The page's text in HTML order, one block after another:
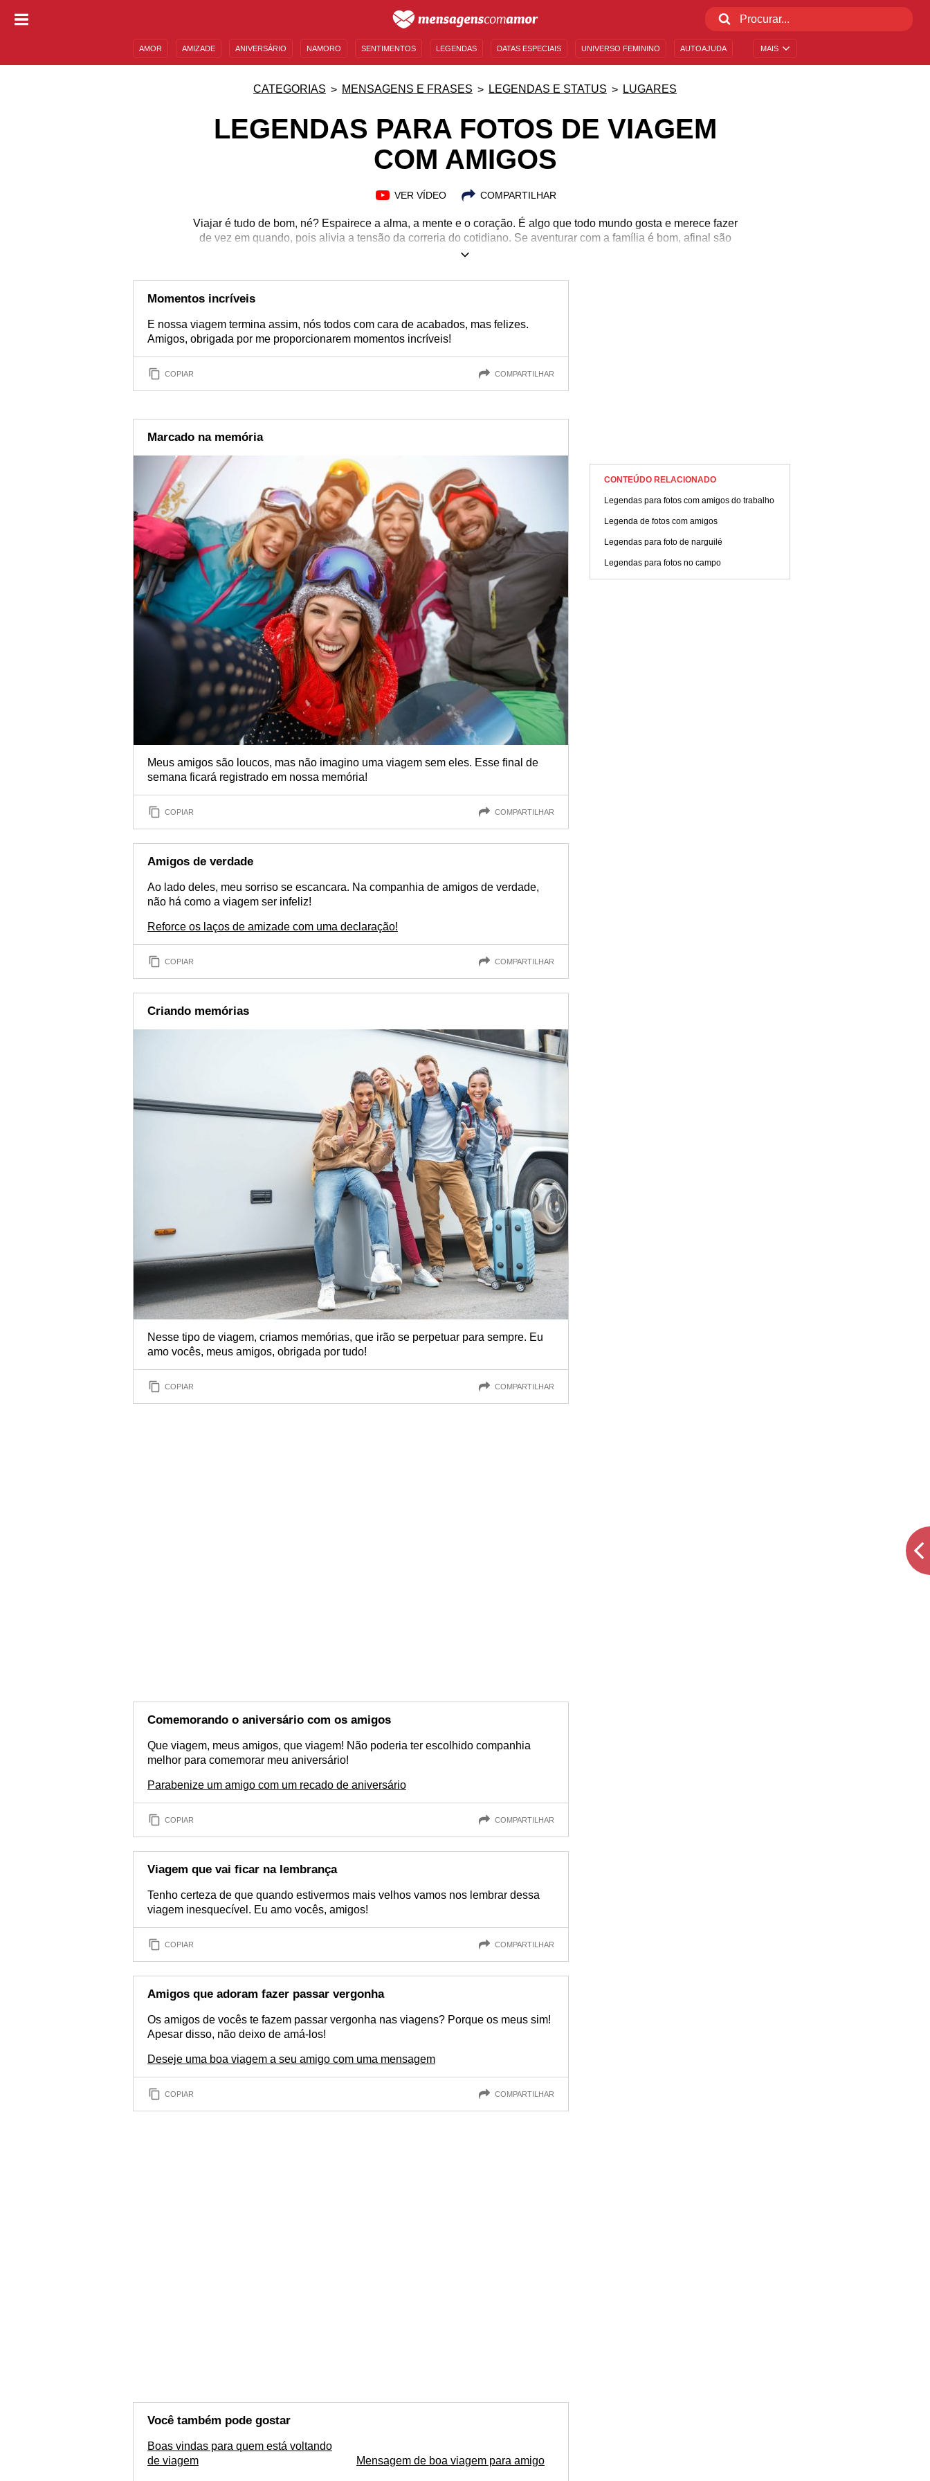
MAIS
AMOR AMIZADE ANIVERSÁRIO NAMORO SENTIMENTOS LEGENDAS DATAS ESPECIAIS UNIVERSO FEMININO AUTOAJUDA
CATEGORIAS MENSAGENS E FRASES LEGENDAS E STATUS LUGARES
LEGENDAS PARA FOTOS DE VIAGEM
COM AMIGOS
VER VÍDEO COMPARTILHAR
Viajar é tudo de bom, né? Espairece a alma, a mente e o coração. É algo que todo mundo gosta e merece fazer
de vez em quando, pois alivia a tensão da correria do cotidiano. Se aventurar com a família é bom, afinal são
pessoas que amamos, mas viajar com os amigos não tem preço. Nos sentimos livres para fazer coisas que junto
uma experiência que todos deveriam ter um dia, pois é algo que vai ficar registrado na memória para sempre. Se
você tem imagens para postar nas redes sociais, confira nossas legendas para fotos de viagem com amigos e
Momentos incríveis
E nossa viagem termina assim, nós todos com cara de acabados, mas felizes.
Amigos, obrigada por me proporcionarem momentos incríveis!
COPIAR COMPARTILHAR
Marcado na memória
Meus amigos são loucos, mas não imagino uma viagem sem eles. Esse final de
semana ficará registrado em nossa memória!
COPIAR COMPARTILHAR
Amigos de verdade
Ao lado deles, meu sorriso se escancara. Na companhia de amigos de verdade,
não há como a viagem ser infeliz!
Reforce os laços de amizade com uma declaração!
COPIAR COMPARTILHAR
Criando memórias
Nesse tipo de viagem, criamos memórias, que irão se perpetuar para sempre. Eu
amo vocês, meus amigos, obrigada por tudo!
COPIAR COMPARTILHAR
Comemorando o aniversário com os amigos
Que viagem, meus amigos, que viagem! Não poderia ter escolhido companhia
melhor para comemorar meu aniversário!
Parabenize um amigo com um recado de aniversário
COPIAR COMPARTILHAR
Viagem que vai ficar na lembrança
Tenho certeza de que quando estivermos mais velhos vamos nos lembrar dessa
viagem inesquecível. Eu amo vocês, amigos!
COPIAR COMPARTILHAR
Amigos que adoram fazer passar vergonha
Os amigos de vocês te fazem passar vergonha nas viagens? Porque os meus sim!
Apesar disso, não deixo de amá-los!
Deseje uma boa viagem a seu amigo com uma mensagem
COPIAR COMPARTILHAR
Você também pode gostar
Boas vindas para quem está voltando
de viagem
Mensagem de boa viagem para amigo
CONTEÚDO RELACIONADO
Legendas para fotos com amigos do trabalho
Legenda de fotos com amigos
Legendas para foto de narguilé
Legendas para fotos no campo